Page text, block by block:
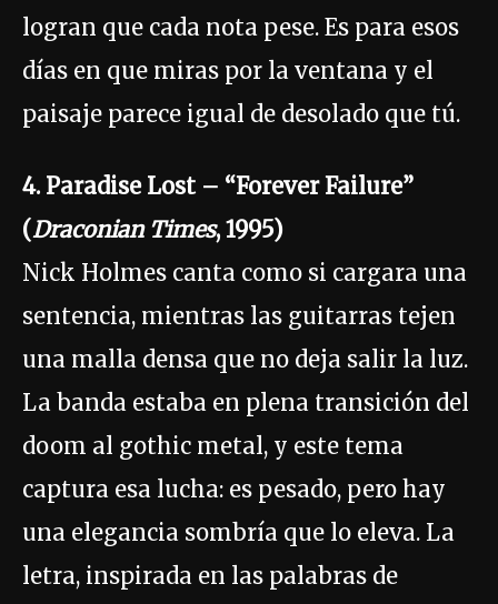
logran que cada nota pese. Es para esos
días en que miras por la ventana y el
paisaje parece igual de desolado que tú.
4. Paradise Lost – “Forever Failure”
(Draconian Times, 1995)
Nick Holmes canta como si cargara una
sentencia, mientras las guitarras tejen
una malla densa que no deja salir la luz.
La banda estaba en plena transición del
doom al gothic metal, y este tema
captura esa lucha: es pesado, pero hay
una elegancia sombría que lo eleva. La
letra, inspirada en las palabras de